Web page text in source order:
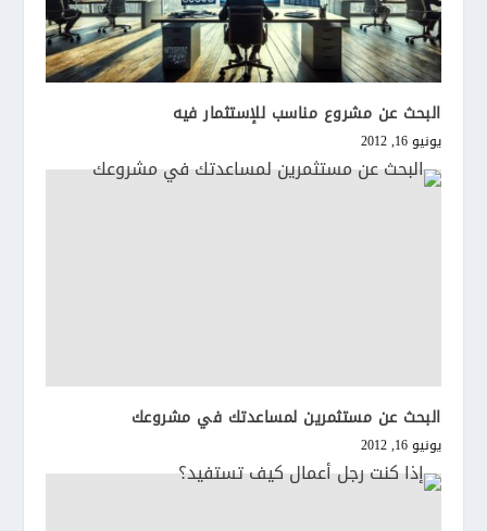
البحث عن مشروع مناسب للإستثمار فيه
يونيو 16, 2012
البحث عن مستثمرين لمساعدتك في مشروعك
يونيو 16, 2012